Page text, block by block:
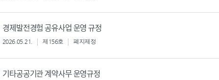
경제발전경험 공유사업 운영 규정
2026.05.21. 제156호 폐지제정
기타공공기관 계약사무 운영규정